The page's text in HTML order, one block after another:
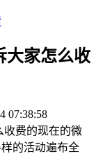
大家怎么收
07:38:58
收费的现在的微
的活动遍布全